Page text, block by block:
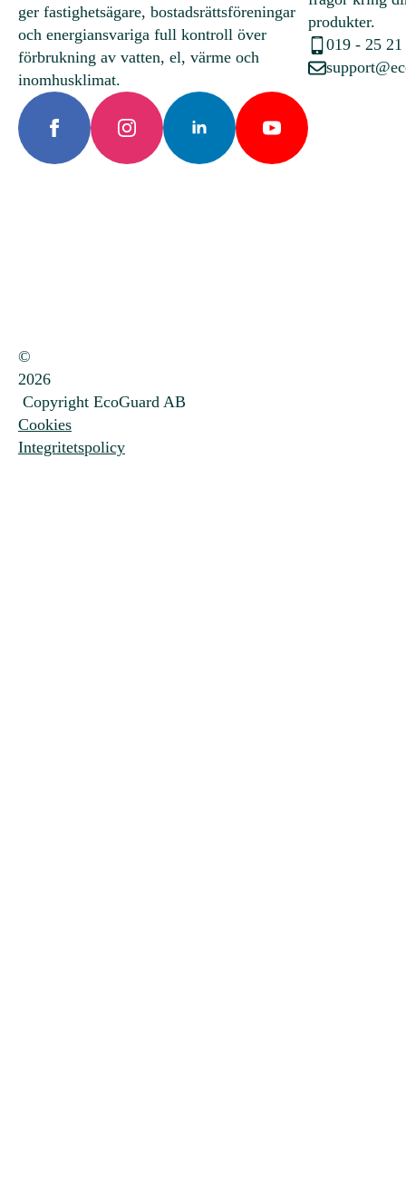
ger fastighetsägare, bostadsrättsföreningar
och energiansvariga full kontroll över
förbrukning av vatten, el, värme och
inomhusklimat.
produkter.
019 - 25 21
©
2026
Copyright EcoGuard AB
Cookies
Integritetspolicy